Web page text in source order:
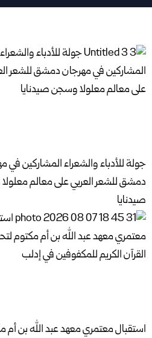
جولة للأدباء والشعراء المشاركين في
دمشق للشعر العربي على معالم
صيدنايا
استقبال معتمري معهد عبد الله بن أم